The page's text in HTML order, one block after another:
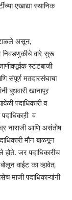
एखाद्या स्थानिक
टाळले असून,
निवडणुकीचे वारे सुरू
स्टंटबाजी
संपूर्ण मतदारसंघाचा
बुधवारी खानापूर
पदाधिकारी व
व
नाराजी आणि असंतोष
मौन बाळगून
होते. जर पदाधिकारीच
वाईट का व्हावेत,
माजी पदाधिकाऱ्यांनी